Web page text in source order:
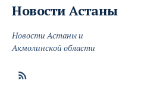
Новости Астаны
Новости Астаны и
Акмолинской области